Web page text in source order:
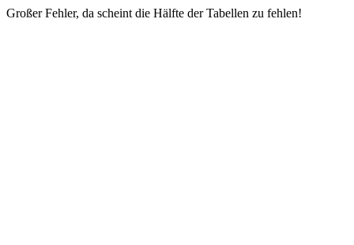
Großer Fehler, da scheint die Hälfte der Tabellen zu fehlen!